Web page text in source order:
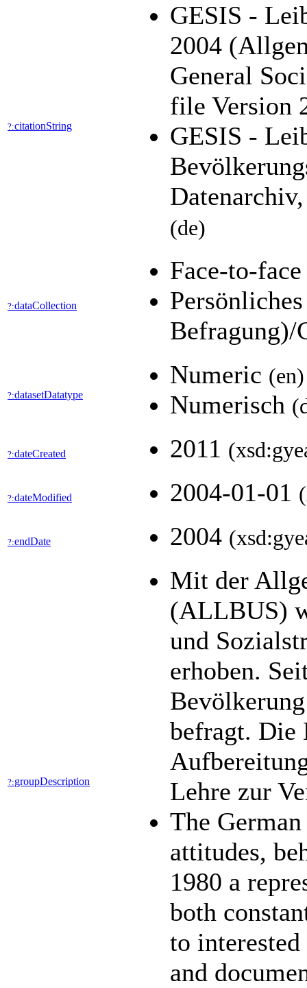
?:citationString
GESIS -
2004
General
file Version
GESIS -
(de)
?:dataCollection
Face-to-
?:datasetDatatype
Numeric (en)
Numerisch
?:dateCreated 2011
?:dateModified 2004-01-01
?:endDate 2004
?:groupDescription
Mit der
(ALLBUS)
und
erhoben.
befragt. Die
Lehre zur
The
attitudes,
1980 a
both
to interested
and